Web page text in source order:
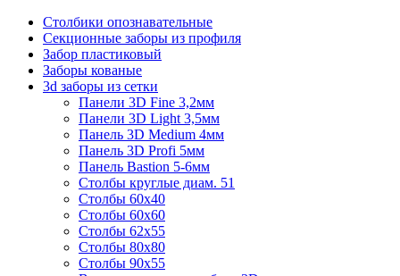
Столбики опознавательные
Секционные заборы из профиля
Забор пластиковый
Заборы кованые
3d заборы из сетки
Панели 3D Fine 3,2мм
Панели 3D Light 3,5мм
Панель 3D Medium 4мм
Панель 3D Profi 5мм
Панель Bastion 5-6мм
Столбы круглые диам. 51
Столбы 60х40
Столбы 60х60
Столбы 62х55
Столбы 80х80
Столбы 90х55